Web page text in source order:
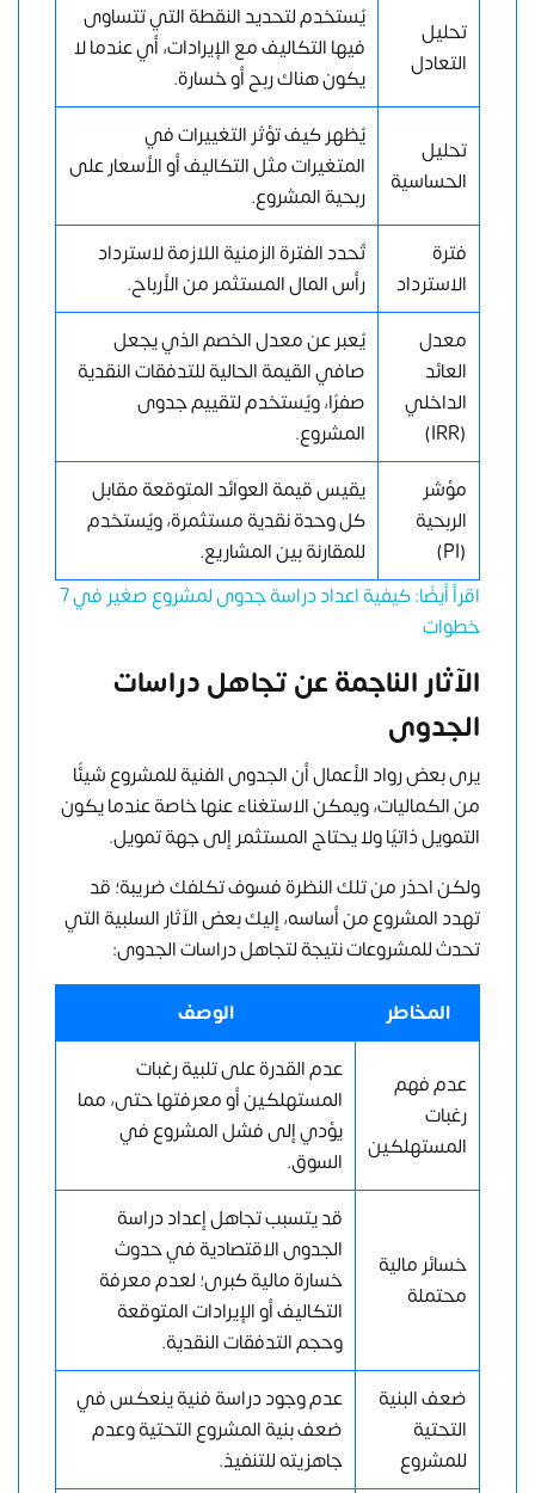
تحليل
التعادل
يُستخدم لتحديد النقطة التي تتساوى
فيها التكاليف مع الإيرادات، أي عندما لا
يكون هناك ربح أو خسارة.
تحليل
الحساسية
يُظهر كيف تؤثر التغييرات في
المتغيرات مثل التكاليف أو الأسعار على
ربحية المشروع.
فترة
الاسترداد
تُحدد الفترة الزمنية اللازمة لاسترداد
رأس المال المستثمر من الأرباح.
معدل
العائد
الداخلي
(IRR)
يُعبر عن معدل الخصم الذي يجعل
صافي القيمة الحالية للتدفقات النقدية
صفرًا، ويُستخدم لتقييم جدوى
المشروع.
مؤشر
الربحية
(PI)
يقيس قيمة العوائد المتوقعة مقابل
كل وحدة نقدية مستثمرة، ويُستخدم
للمقارنة بين المشاريع.
اقرأ أيضًا: كيفية اعداد دراسة جدوى لمشروع صغير في 7
خطوات
الآثار الناجمة عن تجاهل دراسات
الجدوى
يرى بعض رواد الأعمال أن الجدوى الفنية للمشروع شيئًا
من الكماليات، ويمكن الاستغناء عنها خاصة عندما يكون
التمويل ذاتيًا ولا يحتاج المستثمر إلىجهة تمويل.
ولكن احذر من تلك النظرة فسوف تكلفك ضريبة؛ قد
تهدد المشروع من أساسه، إليك بعض الآثار السلبية التي
تحدث للمشروعات نتيجة لتجاهل دراسات الجدوى:
المخاطر الوصف
عدم فهم
رغبات
المستهلكين
عدم القدرة على تلبية رغبات
المستهلكين أو معرفتها حتى، مما
يؤدي إلى فشل المشروع في
السوق.
خسائر مالية
محتملة
قد يتسبب تجاهل إعداد دراسة
الجدوى الاقتصادية في حدوث
خسارة مالية كبرى؛ لعدم معرفة
التكاليف أو الإيرادات المتوقعة
وحجم التدفقات النقدية.
ضعف البنية
التحتية
للمشروع
عدم وجود دراسة فنية ينعكس في
ضعف بنية المشروع التحتية وعدم
جاهزيته للتنفيذ.